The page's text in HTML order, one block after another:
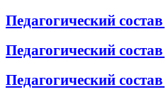
Педагогический
Педагогический
Педагогический